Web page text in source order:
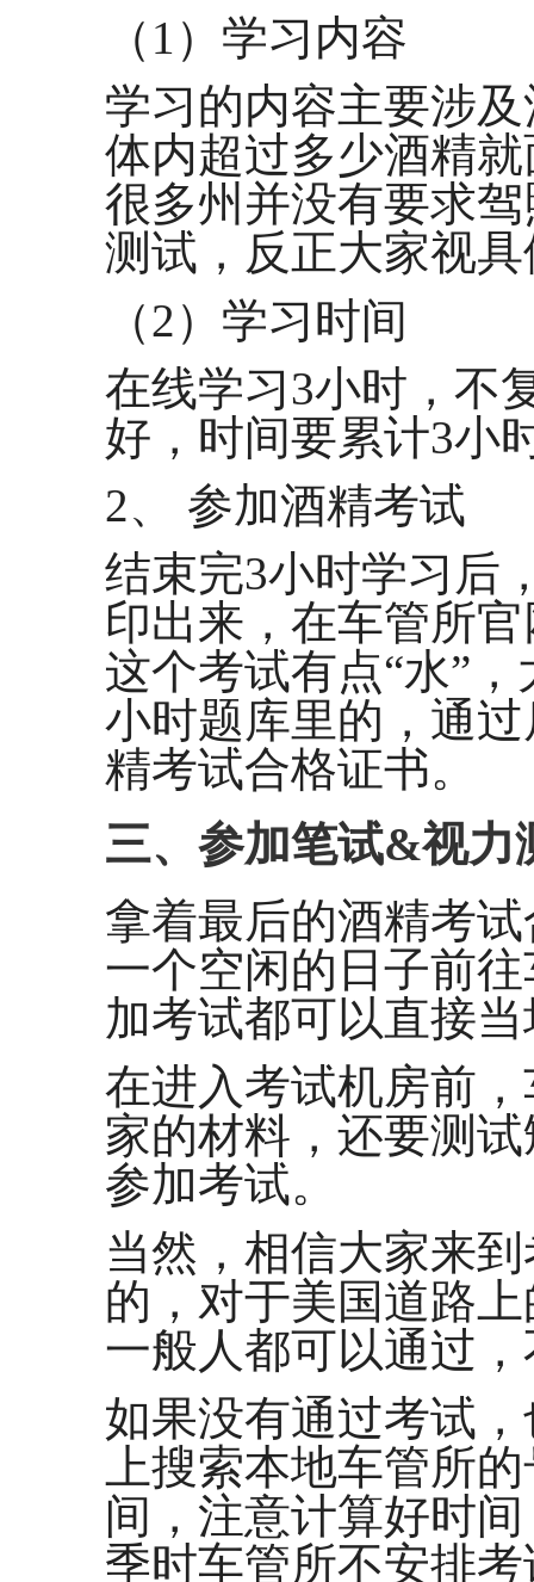
（1）学习内容
学习的内容主要涉
体内超过多少酒精
很多州并没有要求
测试，反正大家视
（2）学习时间
在线学习3小时，不
好，时间要累计3小
2、 参加酒精考试
结束完3小时学习后
印出来，在车管所
这个考试有点“水”
小时题库里的，通
精考试合格证书。
三、参加笔试&视力
拿着最后的酒精考
一个空闲的日子前
加考试都可以直接
在进入考试机房前
家的材料，还要测
参加考试。
当然，相信大家来
的，对于美国道路
一般人都可以通过
如果没有通过考试
上搜索本地车管所
间，注意计算好时
季时车管所不安排